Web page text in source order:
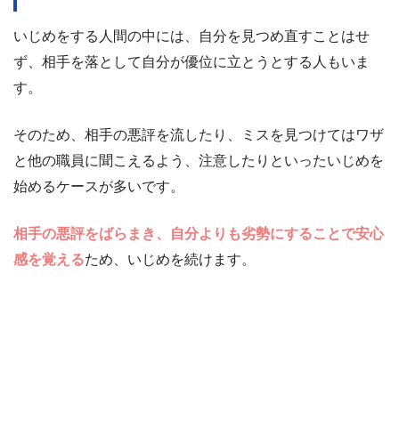
いじめをする人間の中には、自分を見つめ直すことはせ
ず、相手を落として自分が優位に立とうとする人もいま
す。
そのため、相手の悪評を流したり、ミスを見つけてはワザ
と他の職員に聞こえるよう、注意したりといったいじめを
始めるケースが多いです。
相手の悪評をばらまき、自分よりも劣勢にすることで安心
感を覚えるため、いじめを続けます。